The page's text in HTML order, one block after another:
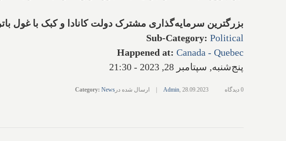
بزرگترین سرمایه‌گذاری مشترک دولت کانادا و کبک با غول
Sub-Category: Political
Happened at: Canada - Quebec
پنج‌شنبه, سپتامبر 28, 2023 - 21:30
Admin, 28.09.2023 ارسال شده در Category: News 0 دیدگاه